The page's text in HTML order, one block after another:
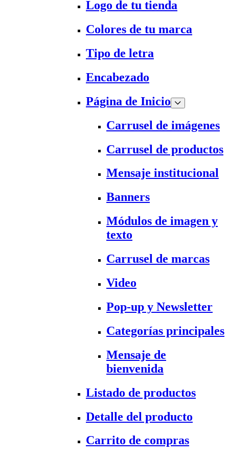
Logo de tu tienda
Colores de tu marca
Tipo de letra
Encabezado
Página de Inicio
Carrusel de imágenes
Carrusel de productos
Mensaje institucional
Banners
Módulos de imagen y
texto
Carrusel de marcas
Video
Pop-up y Newsletter
Categorías principales
Mensaje de
bienvenida
Listado de productos
Detalle del producto
Carrito de compras